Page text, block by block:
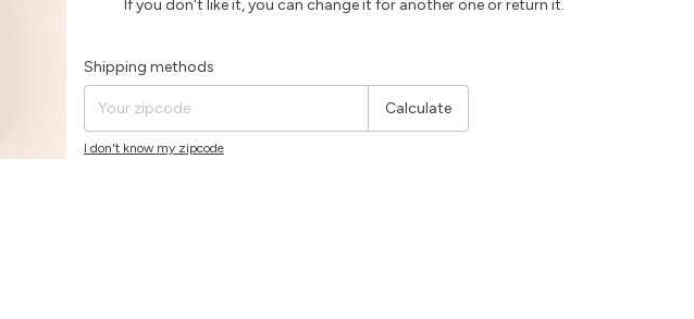
If you don't like it, you can change it for another one or return it.
Shipping for zipcode:
Shipping methods
Calculate
I don't know my zipcode